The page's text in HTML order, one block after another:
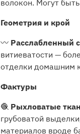
волокон. Могут
Геометрия и крой
〰️ Расслабленный
витиеватости —
отделки домашним
Фактуры
🧶 Рыхловатые
грубоватой
материалов вроде